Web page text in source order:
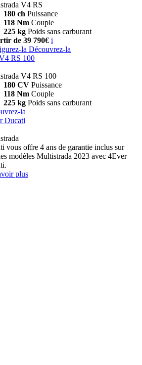
V4 RS
180 ch Puissance
118 Nm Couple
225 kg Poids sans carburant
de 39 790€ i
la Découvrez-la
RS 100
V4 RS 100
180 CV Puissance
118 Nm Couple
225 kg Poids sans carburant
la
Ducati
vous offre 4 ans de garantie inclus sur
modèles Multistrada 2023 avec 4Ever
plus